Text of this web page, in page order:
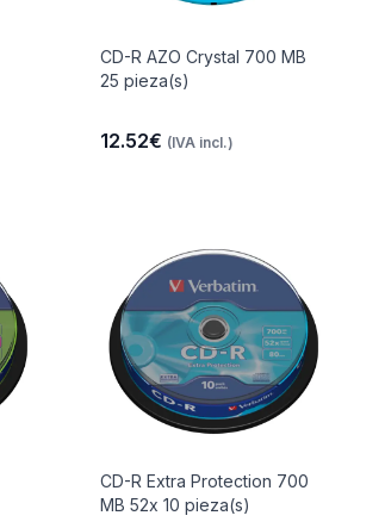
CD-R AZO Crystal 700 MB
25 pieza(s)
12.52€ (IVA incl.)
CD-R Extra Protection 700
MB 52x 10 pieza(s)